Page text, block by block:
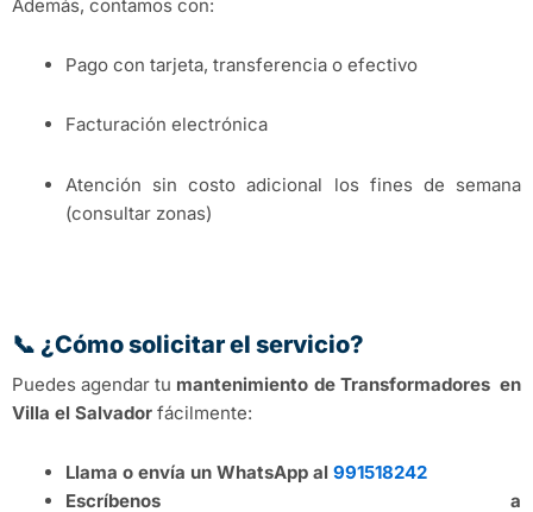
Además, contamos con:
Pago con tarjeta, transferencia o efectivo
Facturación electrónica
Atención sin costo adicional los fines de semana
(consultar zonas)
📞 ¿Cómo solicitar el servicio?
Puedes agendar tu mantenimiento de Transformadores en
Villa el Salvador fácilmente:
Llama o envía un WhatsApp al 991518242
Escríbenos a